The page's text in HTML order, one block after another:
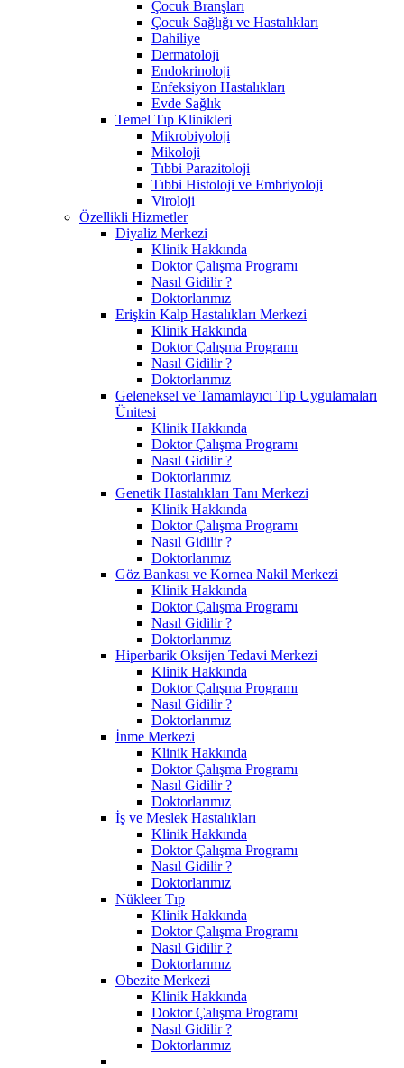
Çocuk Branşları
Çocuk Sağlığı ve Hastalıkları
Dahiliye
Dermatoloji
Endokrinoloji
Enfeksiyon Hastalıkları
Evde Sağlık
Temel Tıp Klinikleri
Mikrobiyoloji
Mikoloji
Tıbbi Parazitoloji
Tıbbi Histoloji ve Embriyoloji
Viroloji
Özellikli Hizmetler
Diyaliz Merkezi
Klinik Hakkında
Doktor Çalışma Programı
Nasıl Gidilir ?
Doktorlarımız
Erişkin Kalp Hastalıkları Merkezi
Klinik Hakkında
Doktor Çalışma Programı
Nasıl Gidilir ?
Doktorlarımız
Geleneksel ve Tamamlayıcı Tıp Uygulamaları
Ünitesi
Klinik Hakkında
Doktor Çalışma Programı
Nasıl Gidilir ?
Doktorlarımız
Genetik Hastalıkları Tanı Merkezi
Klinik Hakkında
Doktor Çalışma Programı
Nasıl Gidilir ?
Doktorlarımız
Göz Bankası ve Kornea Nakil Merkezi
Klinik Hakkında
Doktor Çalışma Programı
Nasıl Gidilir ?
Doktorlarımız
Hiperbarik Oksijen Tedavi Merkezi
Klinik Hakkında
Doktor Çalışma Programı
Nasıl Gidilir ?
Doktorlarımız
İnme Merkezi
Klinik Hakkında
Doktor Çalışma Programı
Nasıl Gidilir ?
Doktorlarımız
İş ve Meslek Hastalıkları
Klinik Hakkında
Doktor Çalışma Programı
Nasıl Gidilir ?
Doktorlarımız
Nükleer Tıp
Klinik Hakkında
Doktor Çalışma Programı
Nasıl Gidilir ?
Doktorlarımız
Obezite Merkezi
Klinik Hakkında
Doktor Çalışma Programı
Nasıl Gidilir ?
Doktorlarımız